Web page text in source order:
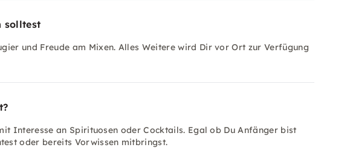
solltest
und Freude am Mixen. Alles Weitere wird Dir vor Ort zur Verfügung
Interesse an Spirituosen oder Cocktails. Egal ob Du Anfänger bist
oder bereits Vorwissen mitbringst.